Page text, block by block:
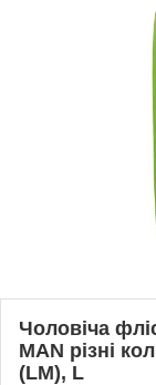
Чоловіча
MAN різні
(LM), L